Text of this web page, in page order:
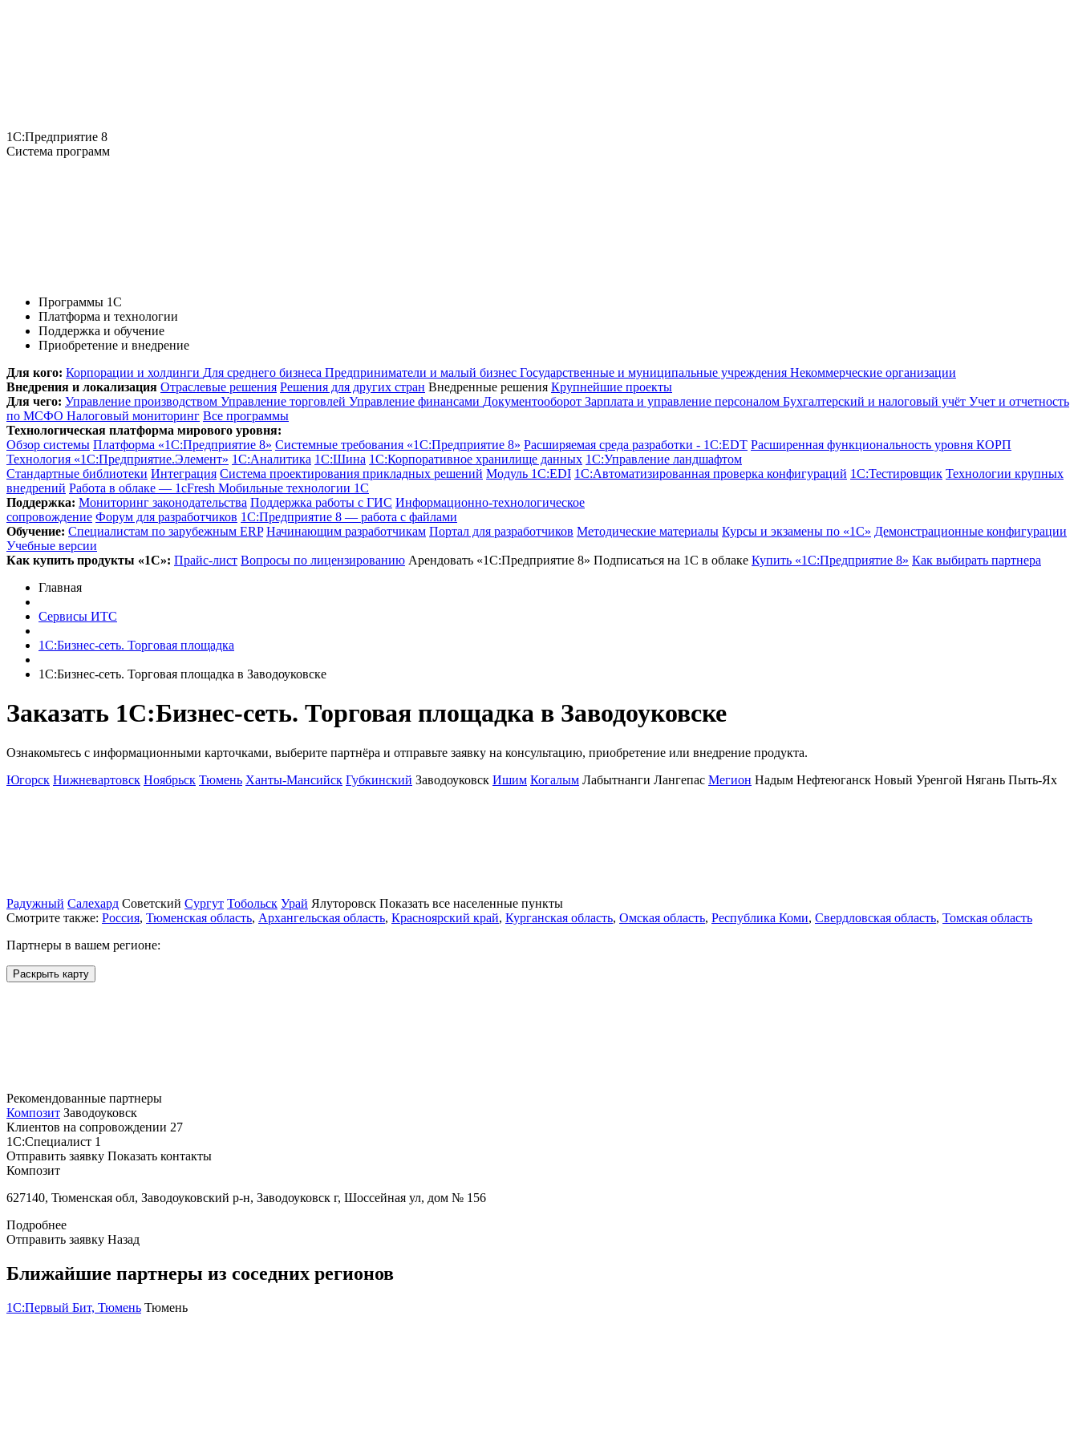
1С:Предприятие 8
Система программ
Программы 1С
Платформа и технологии
Поддержка и обучение
Приобретение и внедрение
Для кого: Корпорации и холдинги Для среднего бизнеса Предприниматели и малый бизнес Государственные и муниципальные учреждения Некоммерческие организации
Внедрения и локализация Отраслевые решения Решения для других стран Внедренные решения Крупнейшие проекты
Для чего: Управление производством Управление торговлей Управление финансами Документооборот Зарплата и управление персоналом Бухгалтерский и налоговый учёт Учет и отчетность
по МСФО Налоговый мониторинг Все программы
Технологическая платформа мирового уровня:
Обзор системы Платформа «1С:Предприятие 8» Системные требования «1С:Предприятие 8» Расширяемая среда разработки - 1C:EDT Расширенная функциональность уровня КОРП
Технология «1С:Предприятие.Элемент» 1C:Аналитика 1С:Шина 1С:Корпоративное хранилище данных 1С:Управление ландшафтом
Стандартные библиотеки Интеграция Система проектирования прикладных решений Модуль 1C:EDI 1С:Автоматизированная проверка конфигураций 1С:Тестировщик Технологии крупных
внедрений Работа в облаке — 1cFresh Мобильные технологии 1С
Поддержка: Мониторинг законодательства Поддержка работы с ГИС Информационно-технологическое
сопровождение Форум для разработчиков 1С:Предприятие 8 — работа с файлами
Обучение: Cпециалистам по зарубежным ERP Начинающим разработчикам Портал для разработчиков Методические материалы Курсы и экзамены по «1С» Демонстрационные конфигурации
Учебные версии
Как купить продукты «1С»: Прайс-лист Вопросы по лицензированию Арендовать «1С:Предприятие 8» Подписаться на 1С в облаке Купить «1С:Предприятие 8» Как выбирать партнера
Главная
Сервисы ИТС
1С:Бизнес-сеть. Торговая площадка
1С:Бизнес-сеть. Торговая площадка в Заводоуковске
Заказать 1С:Бизнес-сеть. Торговая площадка в Заводоуковске
Ознакомьтесь с информационными карточками, выберите партнёра и отправьте заявку на консультацию, приобретение или внедрение продукта.
Югорск Нижневартовск Ноябрьск Тюмень Ханты-Мансийск Губкинский Заводоуковск Ишим Когалым Лабытнанги Лангепас Мегион Надым Нефтеюганск Новый Уренгой Нягань Пыть-Ях
Радужный Салехард Советский Сургут Тобольск Урай Ялуторовск Показать все населенные пункты
Смотрите также: Россия, Тюменская область, Архангельская область, Красноярский край, Курганская область, Омская область, Республика Коми, Свердловская область, Томская область
Партнеры в вашем регионе:
Раскрыть карту
Рекомендованные партнеры
Композит Заводоуковск
Клиентов на сопровождении 27
1С:Специалист 1
Отправить заявку Показать контакты
Композит
627140, Тюменская обл, Заводоуковский р-н, Заводоуковск г, Шоссейная ул, дом № 156
Подробнее
Отправить заявку Назад
Ближайшие партнеры из соседних регионов
1С:Первый Бит, Тюмень Тюмень